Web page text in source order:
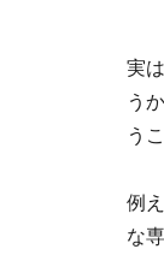
実
う
う
例
な